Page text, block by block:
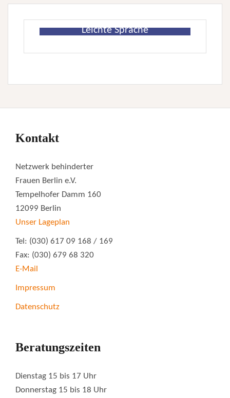
Leichte Sprache
Kontakt
Netzwerk behinderter
Frauen Berlin e.V.
Tempelhofer Damm 160
12099 Berlin
Unser Lageplan
Tel: (030) 617 09 168 / 169
Fax: (030) 679 68 320
E-Mail
Impressum
Datenschutz
Beratungszeiten
Dienstag 15 bis 17 Uhr
Donnerstag 15 bis 18 Uhr